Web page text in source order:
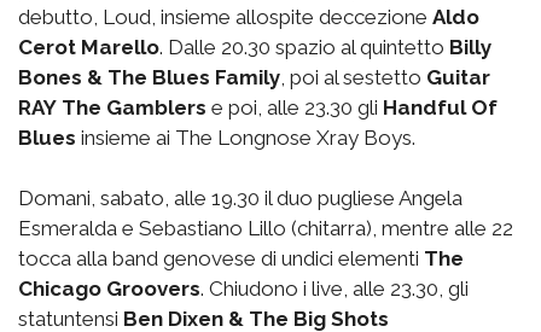
debutto, Loud, insieme allospite deccezione Aldo
Cerot Marello. Dalle 20.30 spazio al quintetto Billy
Bones & The Blues Family , poi al sestetto Guitar
RAY The Gamblers e poi, alle 23.30 gli Handful Of
Blues insieme ai The Longnose Xray Boys.
Domani, sabato, alle 19.30 il duo pugliese Angela
Esmeralda e Sebastiano Lillo (chitarra), mentre alle 22
tocca alla band genovese di undici elementi The
Chicago Groovers. Chiudono i live, alle 23.30, gli
statuntensi Ben Dixen & The Big Shots